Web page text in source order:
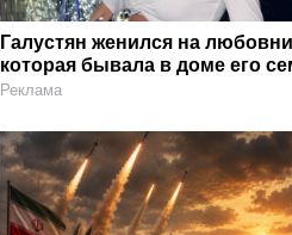
Галустян женился на
которая бывала в доме его
Реклама